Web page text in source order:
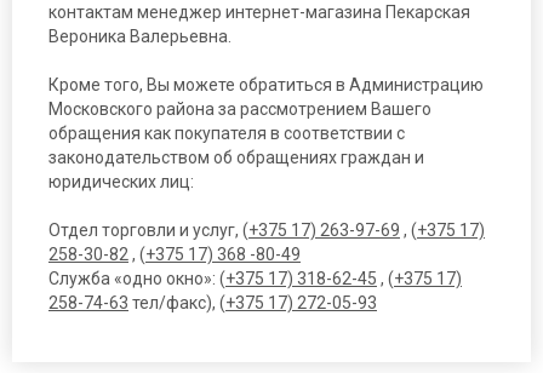
контактам менеджер интернет-магазина Пекарская
Вероника Валерьевна.
Кроме того, Вы можете обратиться в Администрацию
Московского района за рассмотрением Вашего
обращения как покупателя в соответствии с
законодательством об обращениях граждан и
юридических лиц:
Отдел торговли и услуг, (+375 17) 263-97-69 , (+375 17)
258-30-82 , (+375 17) 368 -80-49
Служба «одно окно»: (+375 17) 318-62-45 , (+375 17)
258-74-63 тел/факс), (+375 17) 272-05-93